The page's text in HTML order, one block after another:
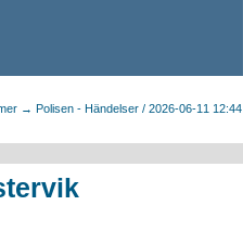
→ Polisen - Händelser / 2026-06-11 12:44